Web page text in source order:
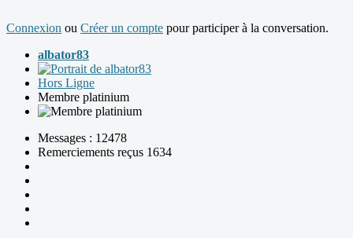
Connexion ou Créer un compte pour participer à la conversation.
albator83
Hors Ligne
Membre platinium
Messages : 12478
Remerciements reçus 1634